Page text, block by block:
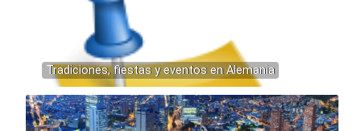
Tradiciones, fiestas y eventos en Alemania